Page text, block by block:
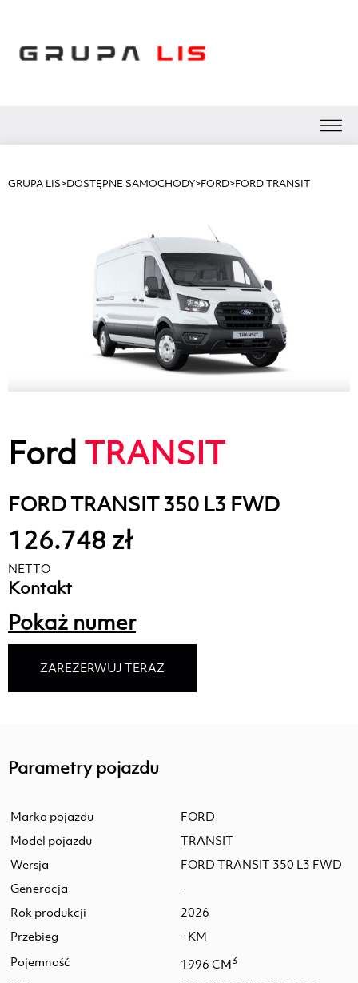
GRUPA LIS>DOSTĘPNE SAMOCHODY>FORD>FORD TRANSIT
Ford TRANSIT
FORD TRANSIT 350 L3 FWD
126.748 zł
NETTO
Kontakt
Pokaż numer
ZAREZERWUJ TERAZ
Parametry pojazdu
Marka pojazdu
FORD
Model pojazdu
TRANSIT
Wersja
FORD TRANSIT 350 L3 FWD
Generacja
-
Rok produkcji
2026
Przebieg
- KM
Pojemność
1996 CM3